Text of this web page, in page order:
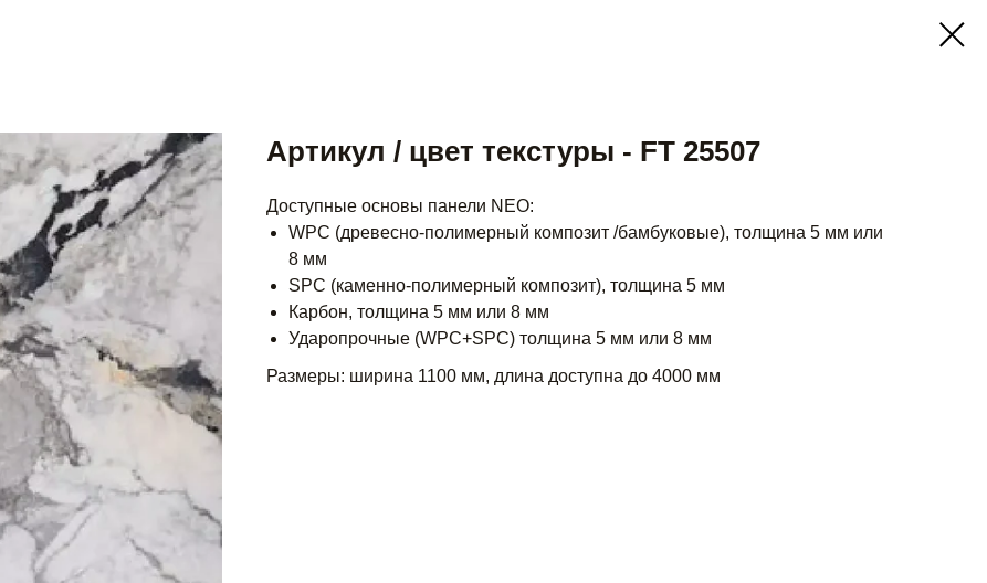
Артикул / цвет текстуры - FT 25507
Доступные основы панели NEO:
WPC (древесно-полимерный композит /бамбуковые), толщина 5 мм или
8 мм
SPC (каменно-полимерный композит), толщина 5 мм
Карбон, толщина 5 мм или 8 мм
Ударопрочные (WPC+SPC) толщина 5 мм или 8 мм
Размеры: ширина 1100 мм, длина доступна до 4000 мм